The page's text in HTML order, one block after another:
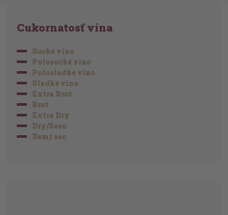
Cukornatosť vína
Suché víno
Polosuché víno
Polosladké víno
Sladké víno
Extra Brut
Brut
Extra Dry
Dry/Seco
Demi sec